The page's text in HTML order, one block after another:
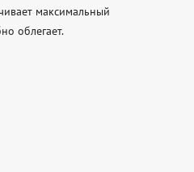
максимальный
облегает.